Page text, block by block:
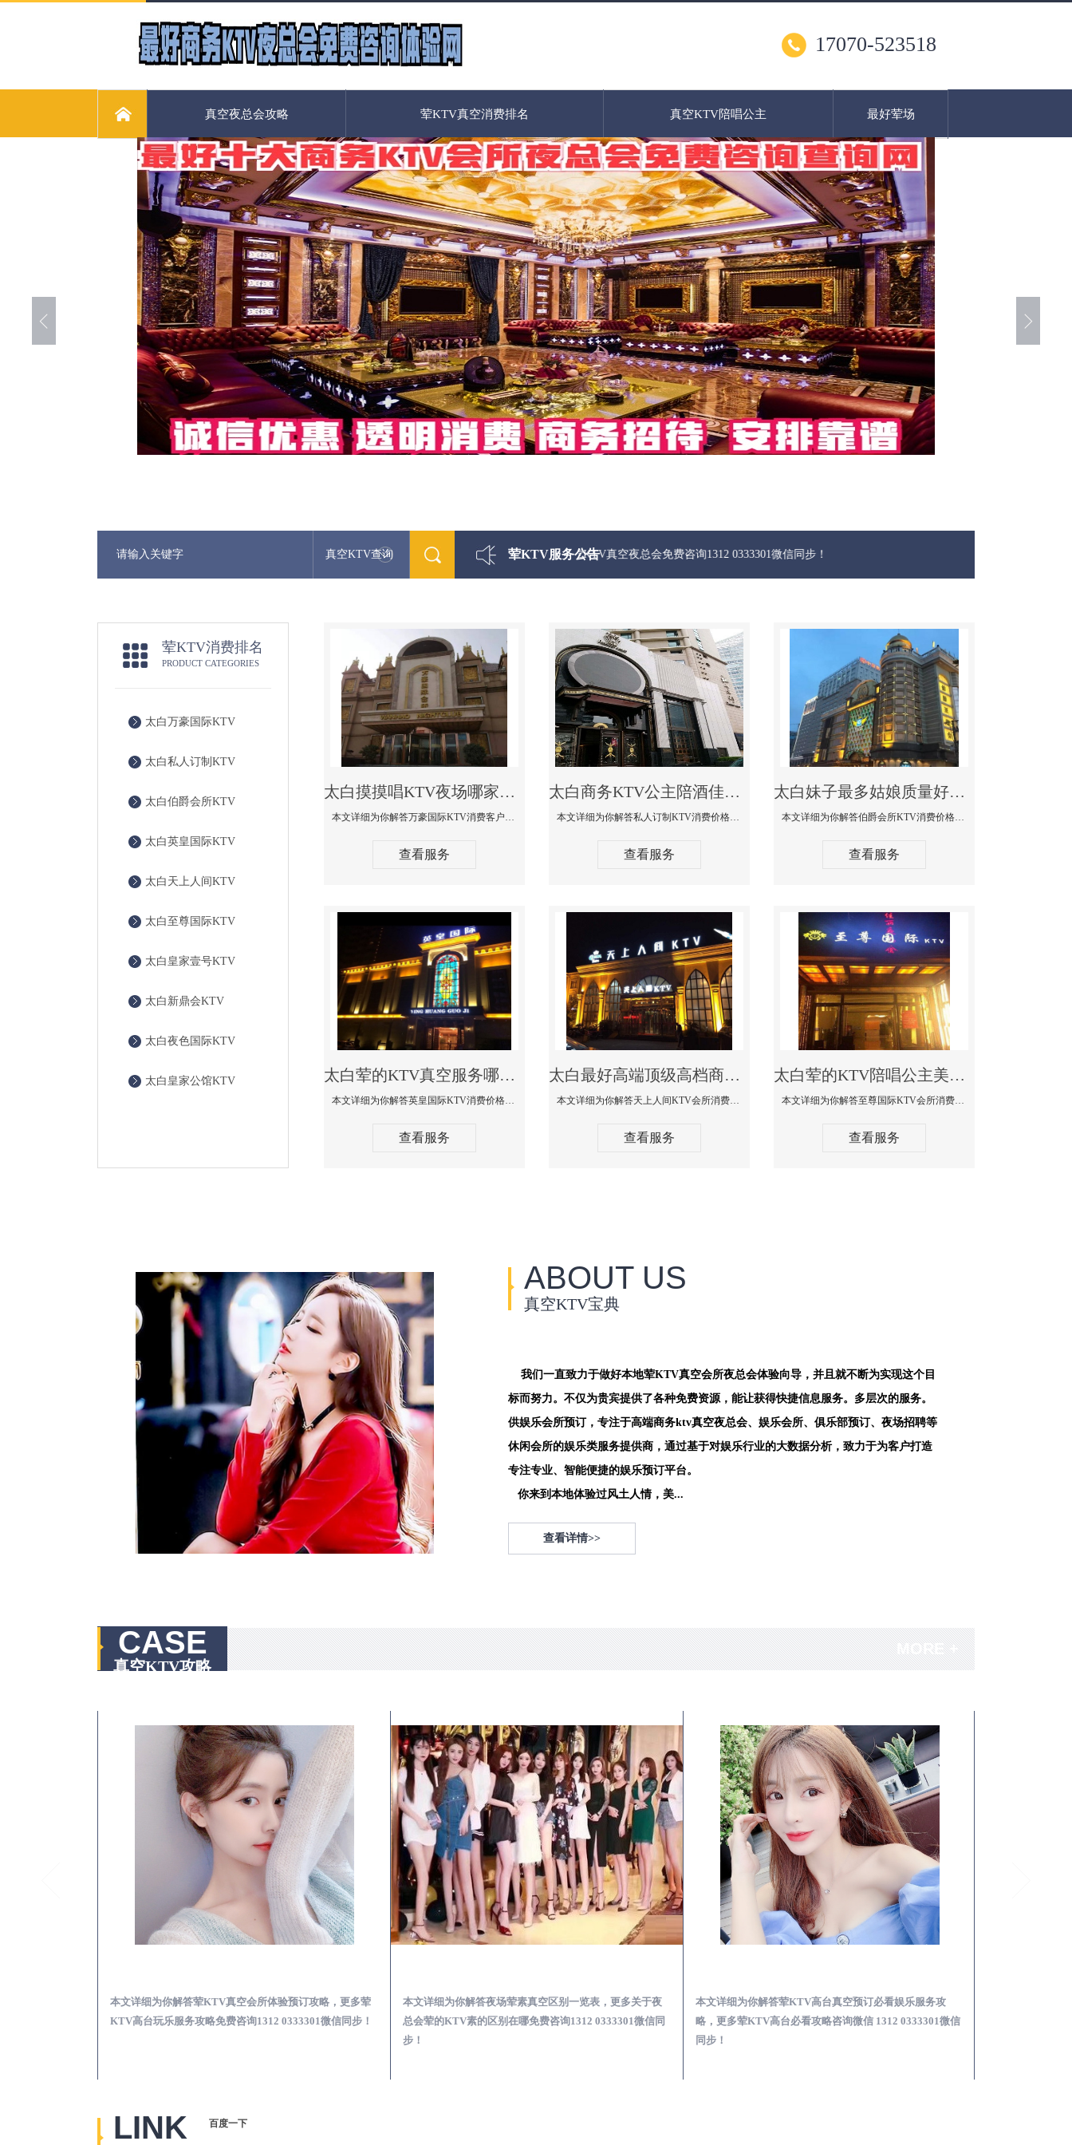
17070-523518
真空夜总会攻略 荤KTV真空消费排名 真空KTV陪唱公主 最好荤场
真空KTV查询 荤KTV服务公告
最新荤KTV真空夜总会免费咨询1312 0333301微信同步！
荤KTV消费排名
PRODUCT CATEGORIES
太白万豪国际KTV
太白私人订制KTV
太白伯爵会所KTV
太白英皇国际KTV
太白天上人间KTV
太白至尊国际KTV
太白皇家壹号KTV
太白新鼎会KTV
太白夜色国际KTV
太白皇家公馆KTV
太白摸摸唱KTV夜场哪家好玩开放-万豪国际KTV消费客户点评
本文详细为你解答万豪国际KTV消费客户点评，更多关于摸摸唱KTV夜场哪家好玩开放咨询1312 0333301微信同步！
查看服务
太白商务KTV公主陪酒佳丽漂亮哪家多-私人订制KTV消费价格口碑点评
本文详细为你解答私人订制KTV消费价格口碑点评，更多关于商务KTV公主陪酒佳丽漂亮哪家多免费咨询1312 0333301微信同步！
查看服务
太白妹子最多姑娘质量好的真空夜总会KTV-伯爵会所KTV消费点评
本文详细为你解答伯爵会所KTV消费价格点评，更多关于妹子最多姑娘质量好的真空夜总会KTV免费咨询1312 0333301微信同步！
查看服务
太白荤的KTV真空服务哪家好-英皇国际KTV消费价格口碑点评
本文详细为你解答英皇国际KTV消费价格点评，更多关于荤的KTV真空服务哪家好免费咨询1312 0333301微信同步！
查看服务
太白最好高端顶级高档商务KTV夜总会-天上人间KTV消费点评
本文详细为你解答天上人间KTV会所消费价格点评，更多关于最好高端顶级高档商务KTV夜总会免费咨询1312 0333301微信同步！
查看服务
太白荤的KTV陪唱公主美女哪家最多-至尊国际KTV会所消费价格
本文详细为你解答至尊国际KTV会所消费价格点评，更多关于荤的KTV陪唱公主美女哪家最多免费咨询1312 0333301微信同步！
查看服务
ABOUT US
真空KTV宝典
我们一直致力于做好本地荤KTV真空会所夜总会体验向导，并且就不断为实现这个目
标而努力。不仅为贵宾提供了各种免费资源，能让获得快捷信息服务。多层次的服务。
供娱乐会所预订，专注于高端商务ktv真空夜总会、娱乐会所、俱乐部预订、夜场招聘等
休闲会所的娱乐类服务提供商，通过基于对娱乐行业的大数据分析，致力于为客户打造
专注专业、智能便捷的娱乐预订平台。
你来到本地体验过风土人情，美...
查看详情>>
CASE
真空KTV攻略
本文详细为你解答荤KTV真空会所体验预订攻略，更多荤
KTV高台玩乐服务攻略免费咨询1312 0333301微信同步！
本文详细为你解答夜场荤素真空区别一览表，更多关于夜
总会荤的KTV素的区别在哪免费咨询1312 0333301微信同
步！
本文详细为你解答荤KTV高台真空预订必看娱乐服务攻
略，更多荤KTV高台必看攻略咨询微信 1312 0333301微信
同步！
LINK 百度一下